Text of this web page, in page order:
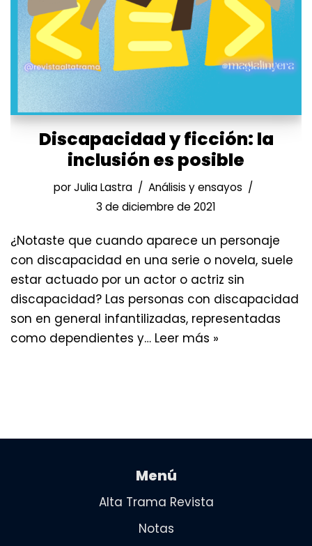
Discapacidad y ficción: la
inclusión es posible
porJulia Lastra
Análisis y ensayos
3 de diciembre de 2021
¿Notaste que cuando aparece un personaje
con discapacidad en una serie o novela, suele
estar actuado por un actor o actriz sin
discapacidad? Las personas con discapacidad
son en general infantilizadas, representadas
como dependientes y… Leer más »
Menú
Alta Trama Revista
Notas